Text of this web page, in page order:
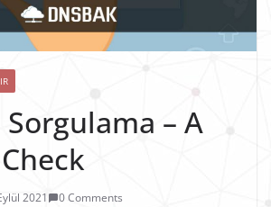
Sorgulama – A
2021
0 Comments